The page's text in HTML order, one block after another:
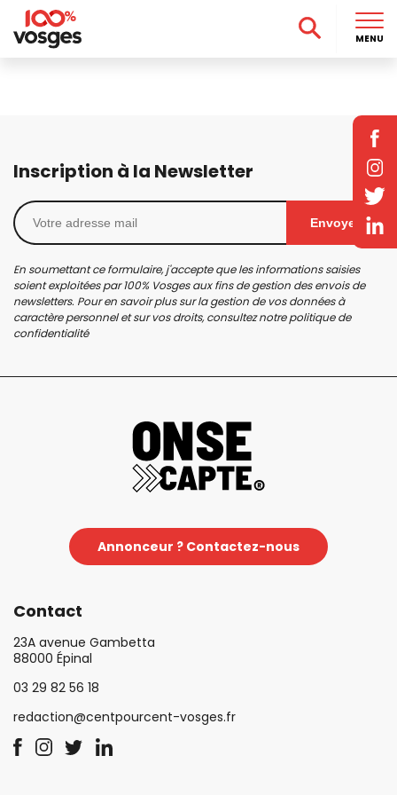
Inscription à la Newsletter
Envoyer
En soumettant ce formulaire, j'accepte que les informations saisies
soient exploitées par 100% Vosges aux fins de gestion des envois de
newsletters. Pour en savoir plus sur la gestion de vos données à
caractère personnel et sur vos droits, consultez notrepolitique de
confidentialité
Annonceur ? Contactez-nous
Contact
23A avenue Gambetta
88000 Épinal
03 29 82 56 18
redaction@centpourcent-vosges.fr
MENU